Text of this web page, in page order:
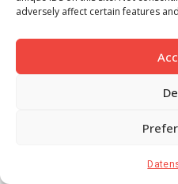
adversely affect certain features